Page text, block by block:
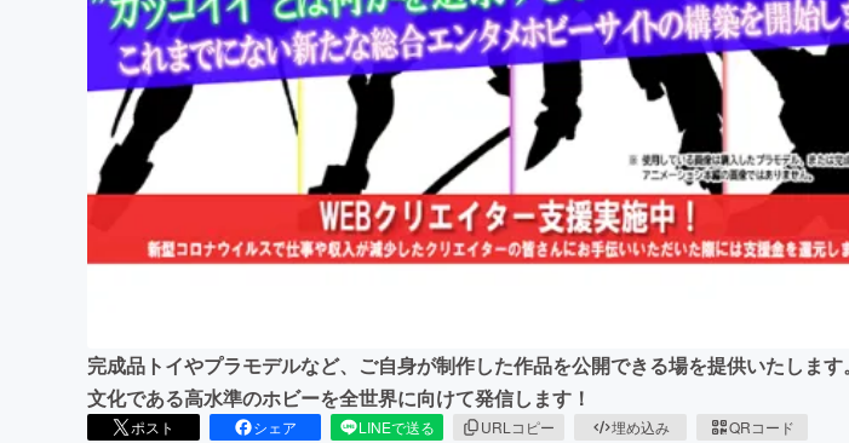
ビジネス・起業 チャレンジ
まちづくり・地域活性化
CAMPFIRE for Social Good
CAMPFIREふるさと納税
完成品トイやプラモデルなど、ご自身が制作した作品を公開できる場を提供いたしま
文化である高水準のホビーを全世界に向けて発信します！
ポスト シェア LINEで送る URLコピー 埋め込み QRコード